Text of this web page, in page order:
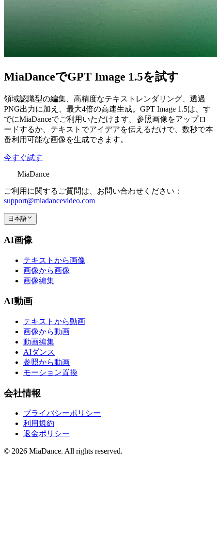
MiaDanceでGPT Image 1.5を試す
領域認識型の編集、高精度なテキストレンダリング、透過
PNG出力に加え、最大4倍の高速生成。GPT Image 1.5は、す
でにMiaDanceでご利用いただけます。参照画像をアップロ
ードするか、テキストでアイデアを伝えるだけで、数秒で本
番利用可能な画像を生成できます。
今すぐ試す
MiaDance
ご利用に関するご質問は、お問い合わせください：
support@miadancevideo.com
日本語
AI画像
テキストから画像
画像から画像
画像編集
AI動画
テキストから動画
画像から動画
動画編集
AIダンス
参照から動画
モーション置換
会社情報
プライバシーポリシー
利用規約
返金ポリシー
© 2026 MiaDance. All rights reserved.